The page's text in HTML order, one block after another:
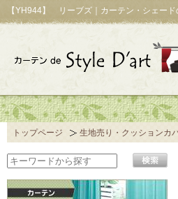
【YH944】 リーブズ｜カーテン・シェード
トップページ 生地売り・クッションカ